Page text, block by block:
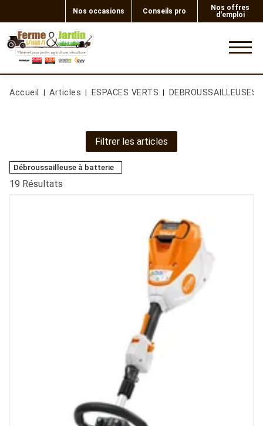
Nos occasions Conseils pro
Nos offres
d'emploi
Accueil Articles ESPACES VERTS DEBROUSSAILLEUSES
Filtrer les articles
Débroussailleuse à batterie
19 Résultats